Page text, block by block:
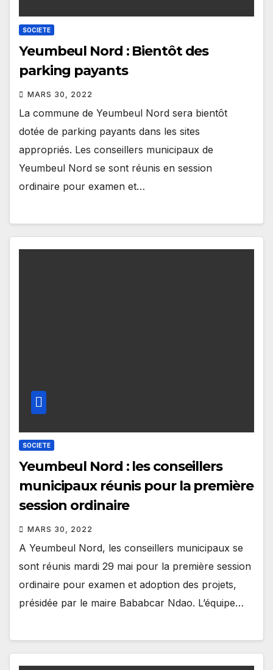
SOCIETE
Yeumbeul Nord : Bientôt des
parking payants
MARS 30, 2022
La commune de Yeumbeul Nord sera bientôt
dotée de parking payants dans les sites
appropriés. Les conseillers municipaux de
Yeumbeul Nord se sont réunis en session
ordinaire pour examen et…
SOCIETE
Yeumbeul Nord : les conseillers
municipaux réunis pour la première
session ordinaire
MARS 30, 2022
A Yeumbeul Nord, les conseillers municipaux se
sont réunis mardi 29 mai pour la première session
ordinaire pour examen et adoption des projets,
présidée par le maire Bababcar Ndao. L’équipe…